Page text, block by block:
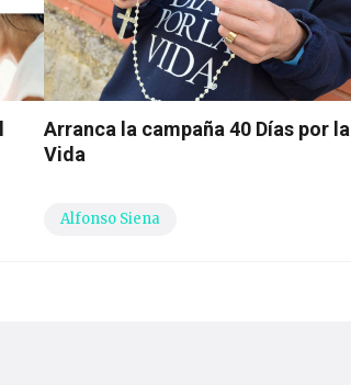
Arranca la campaña 40 Días por la
Vida
Alfonso Siena